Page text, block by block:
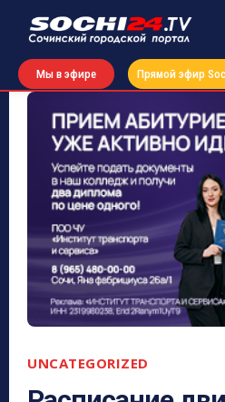
Мы в эфире Прямой эфир
UNCATEGORIZED